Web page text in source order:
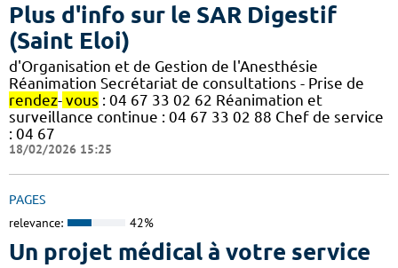
Plus d'info sur le SAR Digestif
(Saint Eloi)
d'Organisation et de Gestion de l'Anesthésie
Réanimation Secrétariat de consultations - Prise de
rendez- vous : 04 67 33 02 62 Réanimation et
surveillance continue : 04 67 33 02 88 Chef de service
: 04 67
18/02/2026 15:25
PAGES
relevance: 42%
Un projet médical à votre service